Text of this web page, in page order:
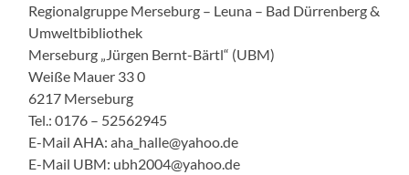
Regionalgruppe Merseburg – Leuna – Bad Dürrenberg &
Umweltbibliothek
Merseburg „Jürgen Bernt-Bärtl“ (UBM)
Weiße Mauer 33 0
6217 Merseburg
Tel.: 0176 – 52562945
E-Mail AHA: aha_halle@yahoo.de
E-Mail UBM: ubh2004@yahoo.de